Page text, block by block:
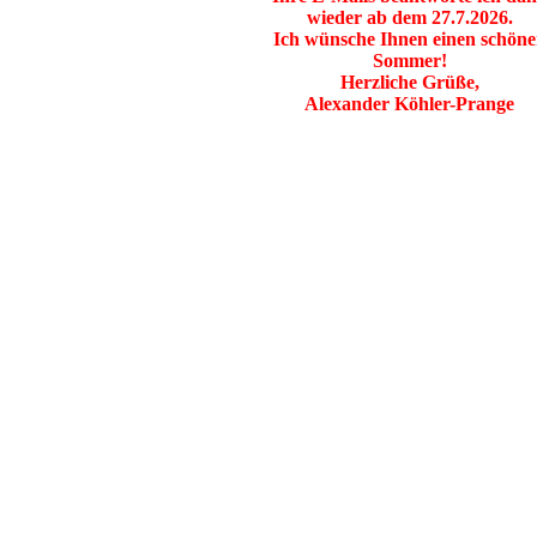
wieder ab dem 27.7.2026.
Ich wünsche Ihnen einen
Sommer!
Herzliche Grüße,
Alexander Köhler-Prange